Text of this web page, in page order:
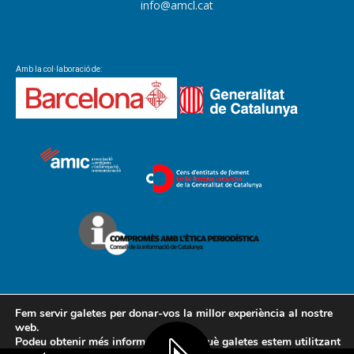
info@amcl.cat
Amb la col·laboració de:
Contacte Avís legal Política de cookies Política de privacitat
Fem servir galetes per donar-vos la millor experiència al nostre
web.
Podeu obtenir més informació sobre què galetes estem utilitzant